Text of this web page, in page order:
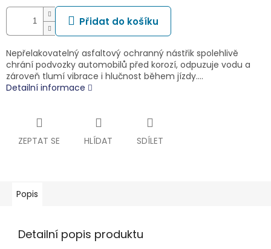
Přidat do košíku
Nepřelakovatelný asfaltový ochranný nástřik spolehlivě
chrání podvozky automobilů před korozí, odpuzuje vodu a
zároveň tlumí vibrace i hlučnost během jízdy.…
Detailní informace
ZEPTAT SE HLÍDAT SDÍLET
Popis
Detailní popis produktu